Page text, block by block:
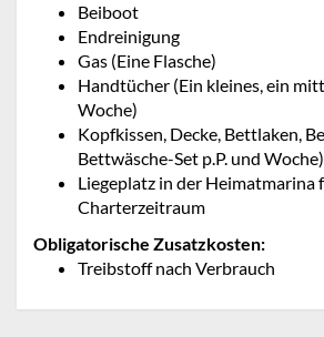
Beiboot
Endreinigung
Gas (Eine Flasche)
Handtücher (Ein kleines, ein
Woche)
Kopfkissen, Decke, Bettlaken,
Bettwäsche-Set p.P. und Woche)
Liegeplatz in der Heimatmarina
Charterzeitraum
Obligatorische Zusatzkosten:
Treibstoff nach Verbrauch